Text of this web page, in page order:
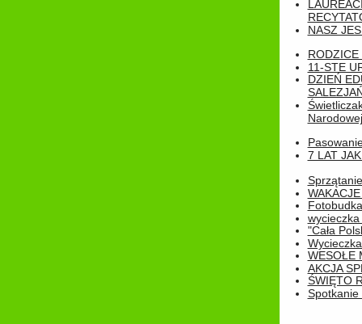
NASZ
RODZICE
11-STE
DZIEŃ
Narodowej
7 LAT
Fotobudka
"Cała
WESOŁE
AKCJA
ŚWIĘTO
Spotkanie